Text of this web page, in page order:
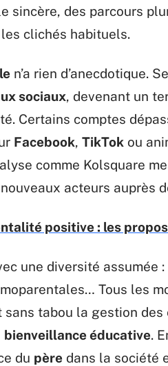
sincère, des parcours
clichés habituels.
n’a rien d’anecdotique.
sociaux, devenant un
Certains comptes
Facebook, TikTok ou
comme Kolsquare
acteurs auprès
positive : les
une diversité assumée
Tous les
tabou la gestion des
bienveillance éducative.
du père dans la société